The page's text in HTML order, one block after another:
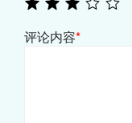
评论内容*